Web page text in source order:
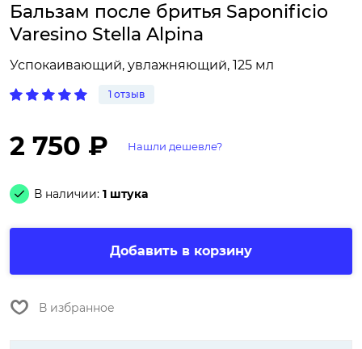
Бальзам после бритья Saponificio
Varesino Stella Alpina
Успокаивающий, увлажняющий, 125 мл
1 отзыв
2 750 ₽ Нашли дешевле?
В наличии: 1 штука
Добавить в корзину
В избранное